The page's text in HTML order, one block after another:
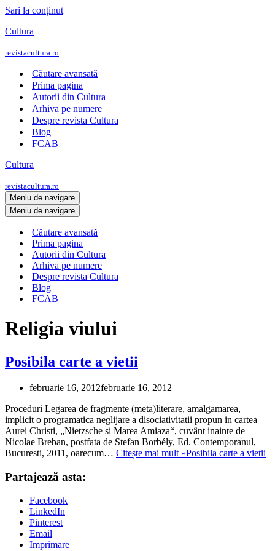
Sari la conținut
Cultura
revistacultura.ro
Căutare avansată
Prima pagina
Autorii din Cultura
Arhiva pe numere
Despre revista Cultura
Blog
FCAB
Cultura
revistacultura.ro
Meniu de navigare
Meniu de navigare
Căutare avansată
Prima pagina
Autorii din Cultura
Arhiva pe numere
Despre revista Cultura
Blog
FCAB
Religia viului
Posibila carte a vietii
februarie 16, 2012februarie 16, 2012
Proceduri Legarea de fragmente (meta)literare, amalgamarea,
implicit o programatica neglijare a disociativitatii propun in cartea
Aurei Christi, „Nietzsche si Marea Amiaza“, cuvânt inainte de
Nicolae Breban, postfata de Stefan Borbély, Ed. Contemporanul,
Bucuresti, 2011, oarecum… Citește mai mult »Posibila carte a vietii
Partajează asta:
Facebook
LinkedIn
Pinterest
Email
Imprimare